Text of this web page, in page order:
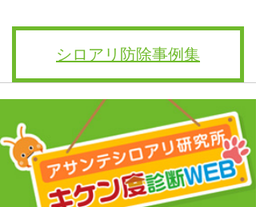
シロアリ防除事例集